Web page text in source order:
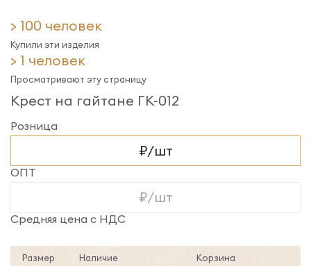
> 100 человек
Купили эти изделия
> 1 человек
Просматривают эту страницу
Крест на гайтане ГК-012
Розница
₽/шт
ОПТ
₽/шт
Средняя цена с НДС
Размер Наличие Корзина